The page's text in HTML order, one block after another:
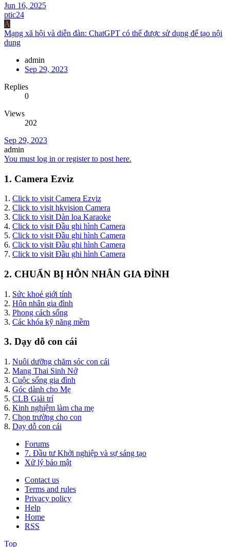
Jun 16, 2025
ptic24
A
Mạng xã hội và diễn đàn: ChatGPT có thể được sử dụng để tạo nội
dung
admin
Sep 29, 2023
Replies
0
Views
202
Sep 29, 2023
admin
You must log in or register to post here.
1. Camera Ezviz
1. Click to visit Camera Ezviz
2. Click to visit hkvision Camera
3. Click to visit Dàn loa Karaoke
4. Click to visit Đầu ghi hình Camera
5. Click to visit Đầu ghi hình Camera
6. Click to visit Đầu ghi hình Camera
7. Click to visit Đầu ghi hình Camera
2. CHUẨN BỊ HÔN NHÂN GIA ĐÌNH
1. Sức khoẻ giới tính
2. Hôn nhân gia đình
3. Phong cách sống
3. Các khóa kỹ năng mềm
3. Dạy dỗ con cái
1. Nuôi dưỡng chăm sóc con cái
2. Mang Thai Sinh Nở
3. Cuộc sống gia đình
4. Góc dành cho Mẹ
5. CLB Giải trí
6. Kinh nghiệm làm cha mẹ
7. Chọn trường cho con
8. Dạy dỗ con cái
Forums
7. Đầu tư Khởi nghiệp và sự sáng tạo
Xử lý bảo mật
Contact us
Terms and rules
Privacy policy
Help
Home
RSS
Top